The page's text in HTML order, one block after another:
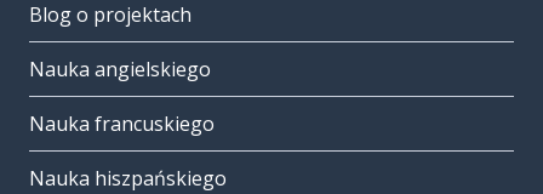
Blog o projektach
Nauka angielskiego
Nauka francuskiego
Nauka hiszpańskiego